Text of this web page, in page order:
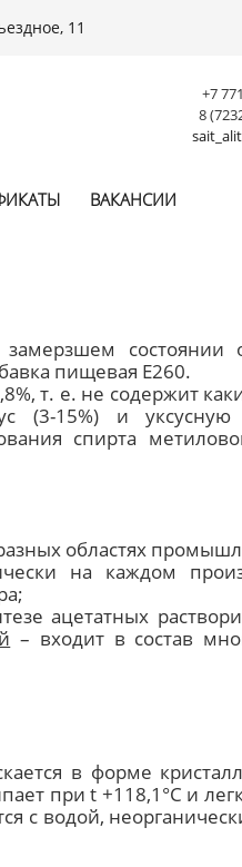
11
+7
8
ВАКАНСИИ
пищевая Е260.
т. е. не содержит
(3-15%) и уксусную
спирта
областях
на каждом
ацетатных
– входит в состав
в форме
при t +118,1°С и
с водой,